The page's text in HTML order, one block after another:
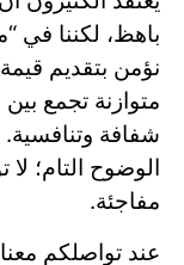
باهظ، لكننا في
نؤمن بتقديم
متوازنة تجمع
شفافة وتنافسية.
الوضوح التام؛
مفاجئة.
عند تواصلكم